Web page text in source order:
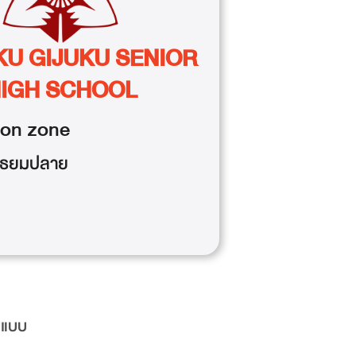
GIJUKU SENIOR
SCHOOL
zone
ยมปลาย
บบ